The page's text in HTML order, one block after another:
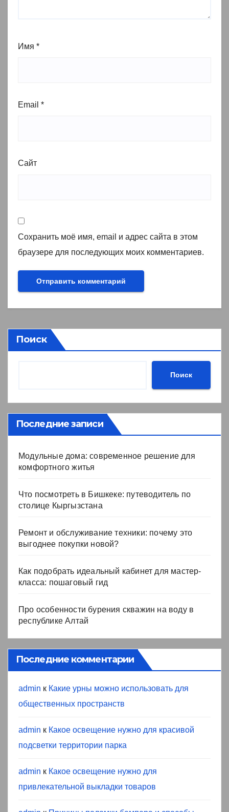
Имя *
Email *
Сайт
Сохранить моё имя, email и адрес сайта в этом
браузере для последующих моих комментариев.
Поиск
Поиск
Последние записи
Модульные дома: современное решение для
комфортного житья
Что посмотреть в Бишкеке: путеводитель по
столице Кыргызстана
Ремонт и обслуживание техники: почему это
выгоднее покупки новой?
Как подобрать идеальный кабинет для мастер-
класса: пошаговый гид
Про особенности бурения скважин на воду в
республике Алтай
Последние комментарии
admin к Какие урны можно использовать для
общественных пространств
admin к Какое освещение нужно для красивой
подсветки территории парка
admin к Какое освещение нужно для
привлекательной выкладки товаров